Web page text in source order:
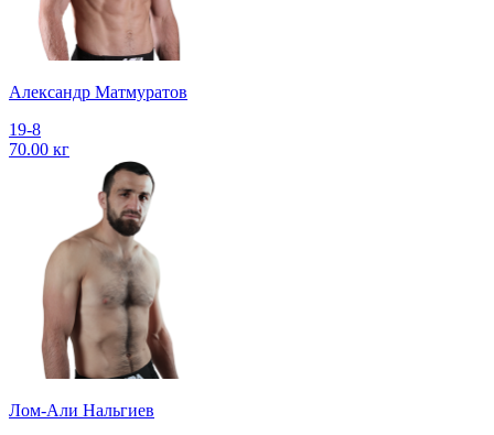
Александр Матмуратов
19-8
70.00 кг
Лом-Али Нальгиев